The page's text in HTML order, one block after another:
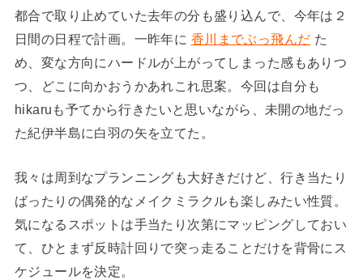
都合で取り止めていた去年の分も盛り込んで、今年は２
日間の日程で計画。一昨年に 香川までぶっ飛んだ た
め、変な方向にハードルが上がってしまった感もありつ
つ、どこに向かおうかあれこれ思案。今回は自分も
hikaruも予てから行きたいと思いながら、未開の地だっ
た紀伊半島に白羽の矢を立てた。
我々は周到なプランニングも大好きだけど、行き当たり
ばったりの偶発的なメイクミラクルも楽しみたい性質。
気になるスポットは手当たり次第にマッピングしておい
て、ひとまず反時計回りで突っ走ることだけを背骨にス
ケジュールを決定。